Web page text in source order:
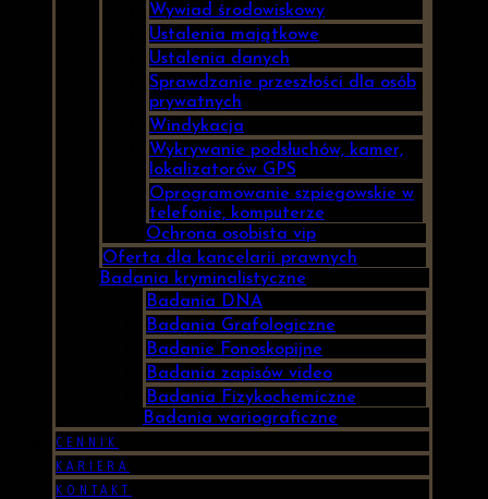
Wywiad środowiskowy
Ustalenia majątkowe
Ustalenia danych
Sprawdzanie przeszłości dla osób
prywatnych
Windykacja
Wykrywanie podsłuchów, kamer,
lokalizatorów GPS
Oprogramowanie szpiegowskie w
telefonie, komputerze
Ochrona osobista vip
Oferta dla kancelarii prawnych
Badania kryminalistyczne
Badania DNA
Badania Grafologiczne
Badanie Fonoskopijne
Badania zapisów video
Badania Fizykochemiczne
Badania wariograficzne
CENNIK
KARIERA
KONTAKT